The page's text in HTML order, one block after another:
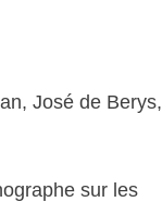
José de Berys,
sur les